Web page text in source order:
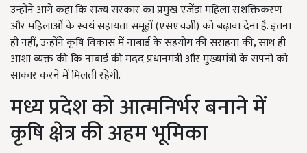
उन्होंने आगे कहा कि राज्य सरकार का प्रमुख एजेंडा महिला सशक्तिकरण
और महिलाओं के स्वयं सहायता समूहों (एसएचजी) को बढ़ावा देना है. इतना
ही नहीं, उन्होंने कृषि विकास में नाबार्ड के सहयोग की सराहना की, साथ ही
आशा व्यक्त की कि नाबार्ड की मदद प्रधानमंत्री और मुख्यमंत्री के सपनों को
साकार करने में मिलती रहेगी.
मध्य प्रदेश को आत्मनिर्भर बनाने में
कृषि क्षेत्र की अहम भूमिका